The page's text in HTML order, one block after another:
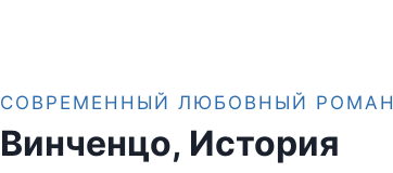
СОВРЕМЕННЫЙ ЛЮБОВНЫЙ РОМАН
Винченцо, История